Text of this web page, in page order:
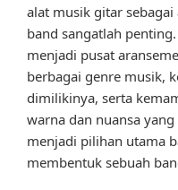
alat musik gitar
band sangatlah
menjadi pusat
berbagai genre musik,
dimilikinya, serta
warna dan nuansa
menjadi pilihan utama
membentuk sebuah